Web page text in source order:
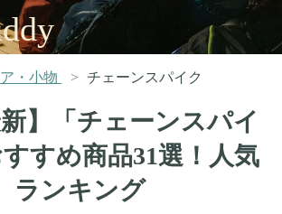
・小物 チェーンスパイク
新】「チェーンスパイ
すめ商品31選！人気
ランキング